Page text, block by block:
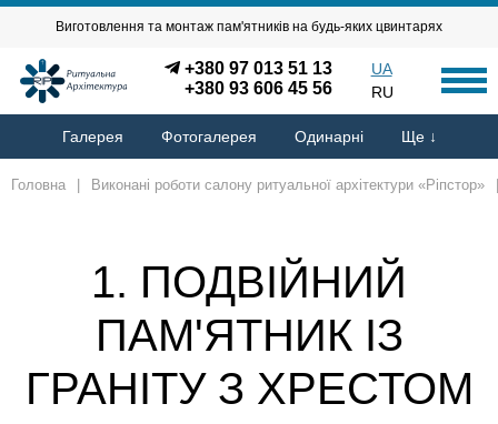
Виготовлення та монтаж пам'ятників на будь-яких цвинтарях
+380 97 013 51 13
+380 93 606 45 56
UA
RU
Галерея Фотогалерея Одинарні Ще ↓
Головна Виконані роботи салону ритуальної архітектури «Ріпстор»
1. ПОДВІЙНИЙ
ПАМ'ЯТНИК ІЗ
ГРАНІТУ З ХРЕСТОМ